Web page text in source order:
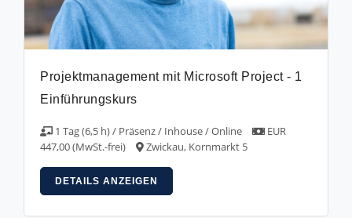
Projektmanagement mit Microsoft Project - 1
Einführungskurs
1 Tag (6,5 h) / Präsenz / Inhouse / Online
EUR
447,00 (MwSt.-frei)
Zwickau, Kornmarkt 5
DETAILS ANZEIGEN